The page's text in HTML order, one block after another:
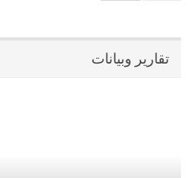
تقارير وبيانات